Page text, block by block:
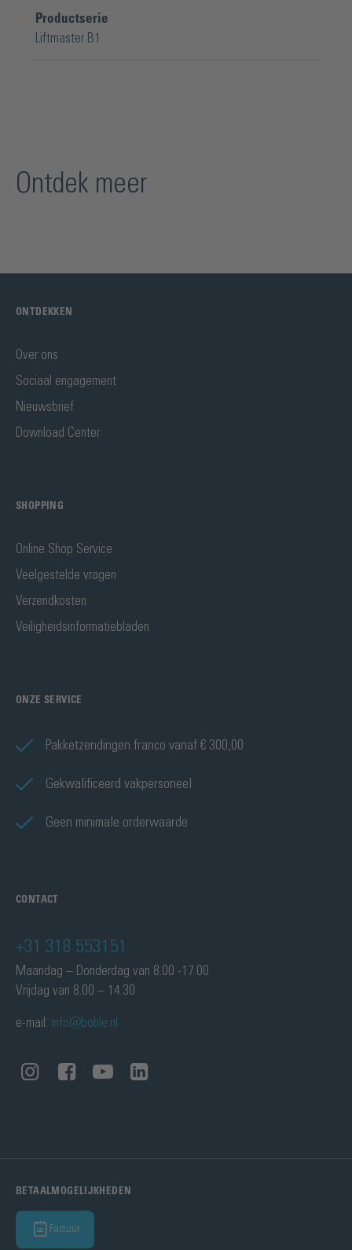
Productserie
Liftmaster B1
Ontdek meer
ONTDEKKEN
Over ons
Sociaal engagement
Nieuwsbrief
Download Center
SHOPPING
Online Shop Service
Veelgestelde vragen
Verzendkosten
Veiligheidsinformatiebladen
ONZE SERVICE
Pakketzendingen franco vanaf € 300,00
Gekwalificeerd vakpersoneel
Geen minimale orderwaarde
CONTACT
+31 318 553151
Maandag – Donderdag van 8.00 -17.00
Vrijdag van 8.00 – 14.30
e-mail: info@bohle.nl
BETAALMOGELIJKHEDEN
Factuur